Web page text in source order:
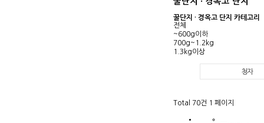
꿀단지 · 경옥고 단지 카테고리
전체
~600g이하
700g~1.2kg
1.3kg이상
청자
Total 70건 1 페이지